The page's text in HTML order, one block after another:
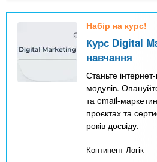
Набір на курс!
Курс Digital
навчання
Станьте
модулів.
та email-
проєктах та
років досвіду.
Континент Логік